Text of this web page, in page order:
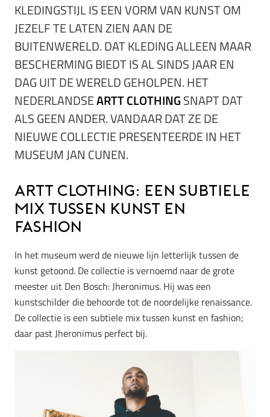
KLEDINGSTIJL IS EEN VORM VAN KUNST OM
JEZELF TE LATEN ZIEN AAN DE
BUITENWERELD. DAT KLEDING ALLEEN MAAR
BESCHERMING BIEDT IS AL SINDS JAAR EN
DAG UIT DE WERELD GEHOLPEN. HET
NEDERLANDSEARTT CLOTHINGSNAPT DAT
ALS GEEN ANDER. VANDAAR DAT ZE DE
NIEUWE COLLECTIE PRESENTEERDE IN HET
MUSEUM JAN CUNEN.
Artt Clothing: een subtiele
mix tussen kunst en
fashion
In het museum werd de nieuwe lijn letterlijk tussen de
kunst getoond. De collectie is vernoemd naar de grote
meester uit Den Bosch: Jheronimus. Hij was een
kunstschilder die behoorde tot de noordelijke renaissance.
De collectie is een subtiele mix tussen kunst en fashion;
daar past Jheronimus perfect bij.